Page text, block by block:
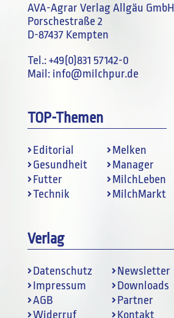
AVA-Agrar Verlag Allgäu GmbH
Porschestraße 2
D-87437 Kempten
Tel.:+49(0)831 57142-0
Mail: info@milchpur.de
TOP-Themen
Editorial
Gesundheit
Futter
Technik
Melken
Manager
MilchLeben
MilchMarkt
Verlag
Datenschutz
Impressum
AGB
Widerruf
Newsletter
Downloads
Partner
Kontakt